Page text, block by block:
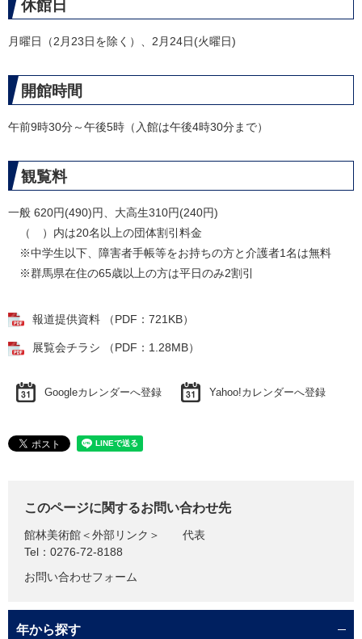
休館日
月曜日（2月23日を除く）、2月24日(火曜日)
開館時間
午前9時30分～午後5時（入館は午後4時30分まで）
観覧料
一般 620円(490)円、大高生310円(240円)
（ ）内は20名以上の団体割引料金
※中学生以下、障害者手帳等をお持ちの方と介護者1名は無料
※群馬県在住の65歳以上の方は平日のみ2割引
報道提供資料 （PDF：721KB）
展覧会チラシ （PDF：1.28MB）
Googleカレンダーへ登録 Yahoo!カレンダーへ登録
このページに関するお問い合わせ先
館林美術館＜外部リンク＞
代表
Tel：0276-72-8188
お問い合わせフォーム
年から探す